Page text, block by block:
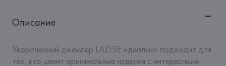
Описание
Укороченный джемпер LAZISE идеально подходит для
тех, кто ценит оригинальные изделия с интересными